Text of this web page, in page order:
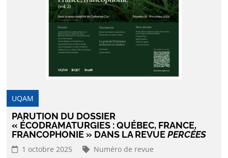
UQAM
PARUTION DU DOSSIER
« ÉCODRAMATURGIES : QUÉBEC, FRANCE,
FRANCOPHONIE » DANS LA REVUEPERCÉES
1 octobre 2025 Numéro de revue